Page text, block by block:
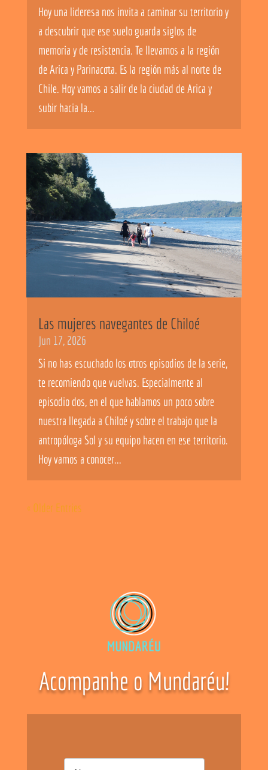
Hoy una lideresa nos invita a caminar su territorio y
a descubrir que ese suelo guarda siglos de
memoria y de resistencia. Te llevamos a la región
de Arica y Parinacota. Es la región más al norte de
Chile. Hoy vamos a salir de la ciudad de Arica y
subir hacia la...
Las mujeres navegantes de Chiloé
Jun 17, 2026
Si no has escuchado los otros episodios de la serie,
te recomiendo que vuelvas. Especialmente al
episodio dos, en el que hablamos un poco sobre
nuestra llegada a Chiloé y sobre el trabajo que la
antropóloga Sol y su equipo hacen en ese territorio.
Hoy vamos a conocer...
« Older Entries
Acompanhe o Mundaréu!